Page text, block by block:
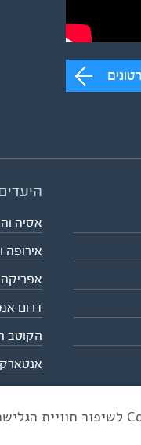
אסיה
אירופה
אפריקה
דרום
הקוטב
6879090 | פקס 03-6879099 |